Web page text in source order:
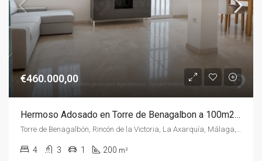
€460.000,00
Hermoso Adosado en Torre de Benagalbon a 100m2 del Mar
4 3 1 200 m²